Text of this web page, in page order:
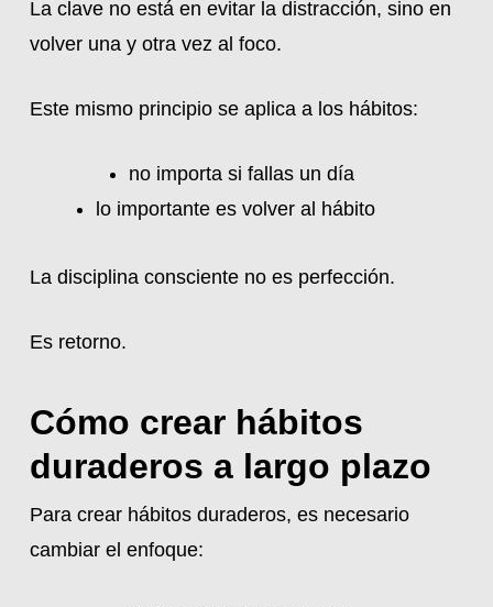
La clave no está en evitar la distracción, sino en
volver una y otra vez al foco.
Este mismo principio se aplica a los hábitos:
no importa si fallas un día
lo importante es volver al hábito
La disciplina consciente no es perfección.
Es retorno.
Cómo crear hábitos
duraderos a largo plazo
Para crear hábitos duraderos, es necesario
cambiar el enfoque: